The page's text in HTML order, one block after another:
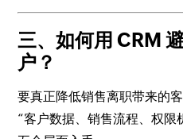
三、如何用 CRM
户？
要真正降低销售离职带来的
“客户数据、销售流程、权限